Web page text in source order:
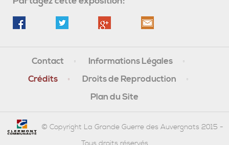
Contact
Informations Légales
Crédits
Droits de Reproduction
Plan du Site
© Copyright La Grande Guerre des Auvergnats 2015 -